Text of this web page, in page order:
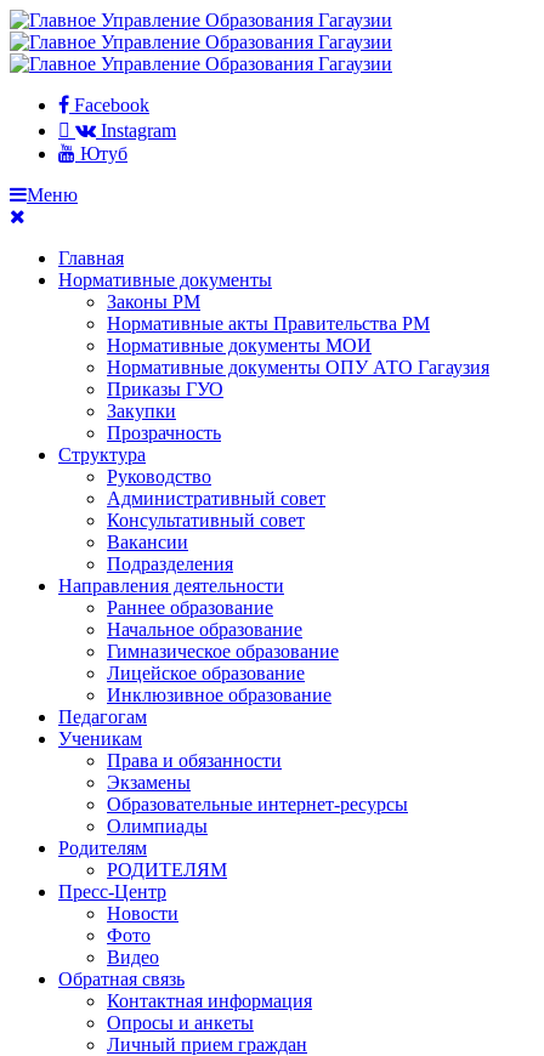
Facebook
Instagram
Ютуб
Меню
Главная
Нормативные документы
Законы РМ
Нормативные акты Правительства РМ
Нормативные документы МОИ
Нормативные документы ОПУ АТО Гагаузия
Приказы ГУО
Закупки
Прозрачность
Структура
Руководство
Административный совет
Консультативный совет
Вакансии
Подразделения
Направления деятельности
Раннее образование
Начальное образование
Гимназическое образование
Лицейское образование
Инклюзивное образование
Педагогам
Ученикам
Права и обязанности
Экзамены
Образовательные интернет-ресурсы
Олимпиады
Родителям
РОДИТЕЛЯМ
Пресс-Центр
Новости
Фото
Видео
Обратная связь
Контактная информация
Опросы и анкеты
Личный прием граждан